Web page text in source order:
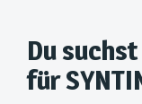
Du
für